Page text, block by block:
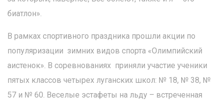
биатлон».
В рамках спортивного праздника прошли акции по
популяризации зимних видов спорта «Олимпийский
аистенок». В соревнованиях приняли участие ученики
пятых классов четырех луганских школ: № 18, № 38, №
57 и № 60. Веселые эстафеты на льду – встреченная